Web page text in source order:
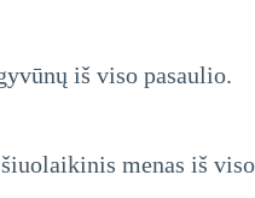
iš viso pasaulio.
menas iš